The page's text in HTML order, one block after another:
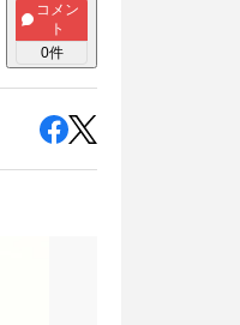
コメン
ト
0件